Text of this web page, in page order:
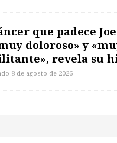
que padece
doloroso» y
revela su
8 de agosto de 2026